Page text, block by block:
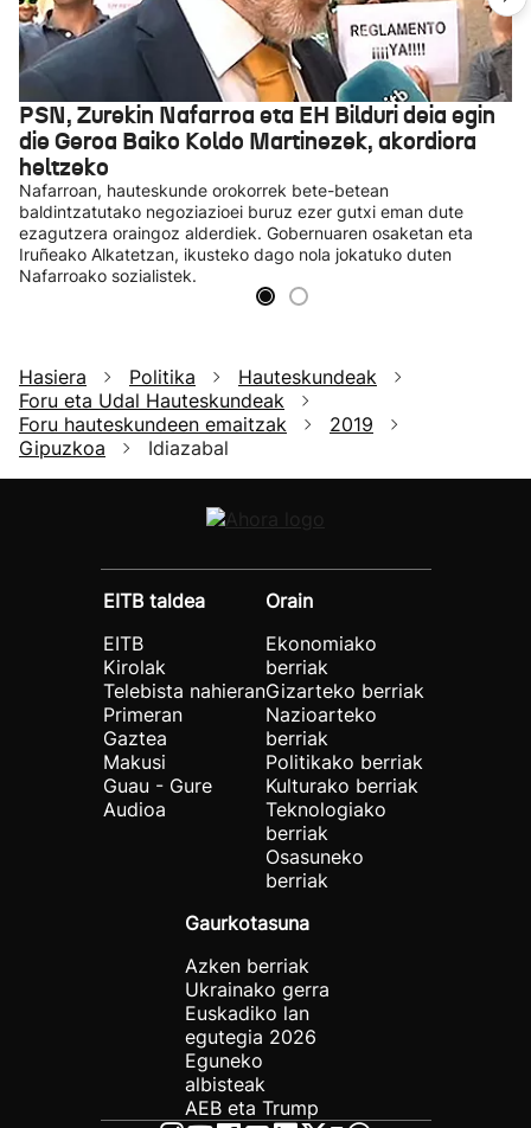
PSN, Zurekin Nafarroa eta EH Bilduri deia egin
die Geroa Baiko Koldo Martinezek, akordiora
heltzeko
Nafarroan, hauteskunde orokorrek bete-betean
baldintzatutako negoziazioei buruz ezer gutxi eman dute
ezagutzera oraingoz alderdiek. Gobernuaren osaketan eta
Iruñeako Alkatetzan, ikusteko dago nola jokatuko duten
Nafarroako sozialistek.
Hasiera Politika
Hauteskundeak
Foru eta Udal Hauteskundeak
Foru hauteskundeen emaitzak
2019
Gipuzkoa
Idiazabal
EITB taldea
EITB
Kirolak
Telebista nahieran
Primeran
Gaztea
Makusi
Guau - Gure
Audioa
Orain
Ekonomiako
berriak
Gizarteko berriak
Nazioarteko
berriak
Politikako berriak
Kulturako berriak
Teknologiako
berriak
Osasuneko
berriak
Gaurkotasuna
Azken berriak
Ukrainako gerra
Euskadiko lan
egutegia 2026
Eguneko
albisteak
AEB eta Trump